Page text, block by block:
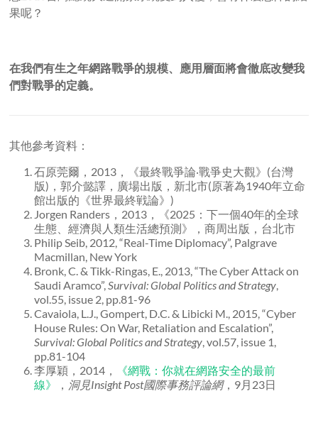
果呢？
在我們有生之年網路戰爭的規模、應用層面將會徹底改變我
們對戰爭的定義。
其他參考資料：
石原莞爾，2013，《最終戰爭論‧戰爭史大觀》(台灣
版)，郭介懿譯，廣場出版，新北市(原著為1940年立命
館出版的《世界最終戦論》)
Jorgen Randers，2013，《2025：下一個40年的全球
生態、經濟與人類生活總預測》，商周出版，台北市
Philip Seib, 2012, “Real-Time Diplomacy”, Palgrave
Macmillan, New York
Bronk, C. & Tikk-Ringas, E., 2013, “The Cyber Attack on
Saudi Aramco”,Survival: Global Politics and Strategy,
vol.55, issue 2, pp.81-96
Cavaiola, L.J., Gompert, D.C. & Libicki M., 2015, “Cyber
House Rules: On War, Retaliation and Escalation”,
Survival: Global Politics and Strategy, vol.57, issue 1,
pp.81-104
李厚穎，2014，
《網戰：你就在網路安全的最前
線》
， 洞見Insight Post國際事務評論網，9月23日